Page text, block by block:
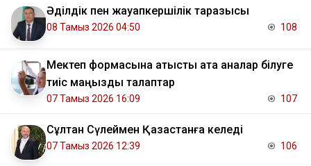
Әділдік пен жауапкершілік таразысы
08 Тамыз 2026 04:50 108
Мектеп формасына қатысты ата аналар білуге
тиіс маңызды талаптар
07 Тамыз 2026 16:09 107
Сұлтан Сүлеймен Қазақстанға келеді
07 Тамыз 2026 12:39 106